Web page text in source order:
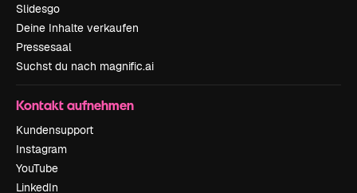
Slidesgo
Deine Inhalte verkaufen
Pressesaal
Suchst du nach magnific.ai
Kontakt aufnehmen
Kundensupport
Instagram
YouTube
LinkedIn